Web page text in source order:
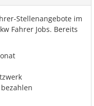
Stellenangebote im
Fahrer Jobs. Bereits